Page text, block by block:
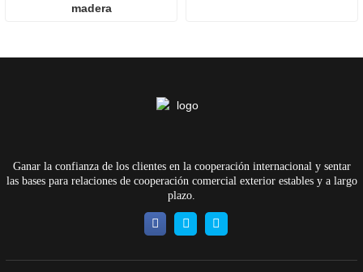
madera
Ganar la confianza de los clientes en la cooperación internacional y sentar
las bases para relaciones de cooperación comercial exterior estables y a largo
plazo.